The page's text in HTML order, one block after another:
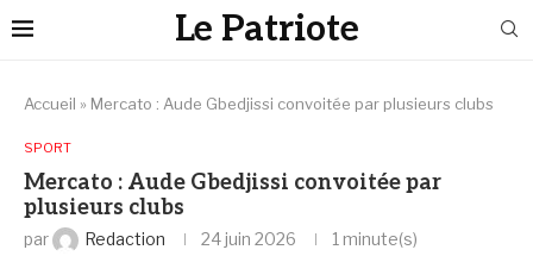
Le Patriote
Accueil » Mercato : Aude Gbedjissi convoitée par plusieurs clubs
SPORT
Mercato : Aude Gbedjissi convoitée par
plusieurs clubs
par Redaction 24 juin 2026 1 minute(s)